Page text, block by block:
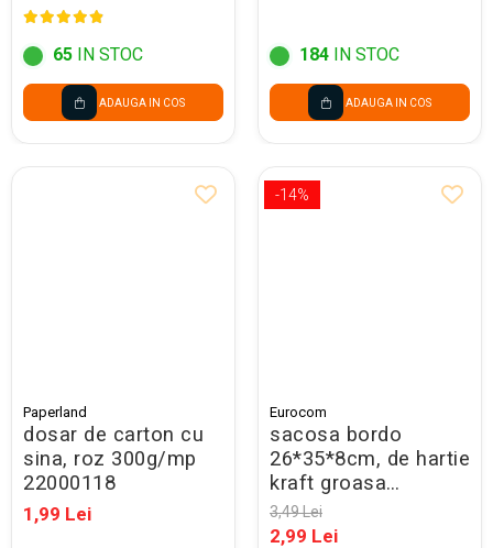
65 IN STOC
ADAUGA IN COS
184 IN STOC
ADAUGA IN COS
Paperland
dosar de carton cu
sina, roz 300g/mp
22000118
1,99 Lei
-14%
Eurocom
sacosa bordo
26*35*8cm, de hartie
kraft groasa
220gr/m2, cu maner
rasucit rezistent,
3,49 Lei
2,99 Lei